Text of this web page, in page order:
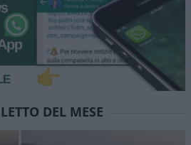
DEL MESE